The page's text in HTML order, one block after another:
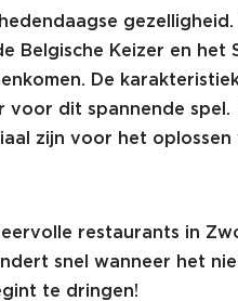
Belgische Keizer en het
De
dit spannende spel.
zijn voor het oplossen
restaurants in
snel wanneer het
te dringen!